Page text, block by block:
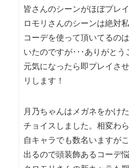
皆さんのシーンがほぼプレ
ロモリさんのシーンは絶対
コーデを使って頂いてるの
いたのですが･･･ありがとう
元気になったら即プレイさ
リします！
月乃ちゃんはメガネをかけ
チョイスしました。相変わら
自キャラでも数名いますが
出るので頭装飾あるコーデ